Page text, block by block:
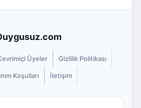
Üyeler Gizlilik Politikası
Koşulları İletişim